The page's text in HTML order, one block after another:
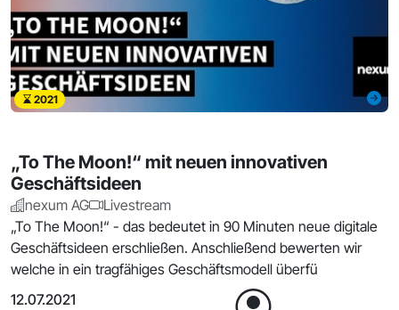
2021
„To The Moon!“ mit neuen innovativen
Geschäftsideen
nexum AG
Livestream
„To The Moon!“ - das bedeutet in 90 Minuten neue digitale
Geschäftsideen erschließen. Anschließend bewerten wir
welche in ein tragfähiges Geschäftsmodell überfü
12.07.2021